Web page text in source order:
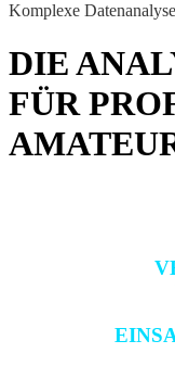
Komplexe Datenanalyse
DIE
FÜR